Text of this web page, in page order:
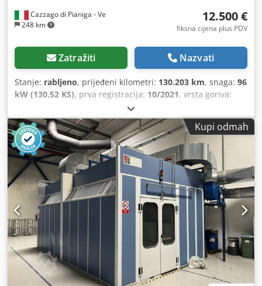
ladicom Set za bušenje 2 (strojna stega i brzo stezno
svrdlo) ALTERNATIVA: Varijanta s prihvatom B16 (.212500)
Cazzago di Pianiga - Ve
248 km
12.500 €
fiksna cijena plus PDV
Zatražiti Nazvati
Stanje: rabljeno, prijeđeni kilometri: 130.203 km, snaga: 96
kW (130,52 KS), prva registracija: 10/2021, vrsta goriva:
2.050 kg, boja:
mehanički,
Kupi odmah